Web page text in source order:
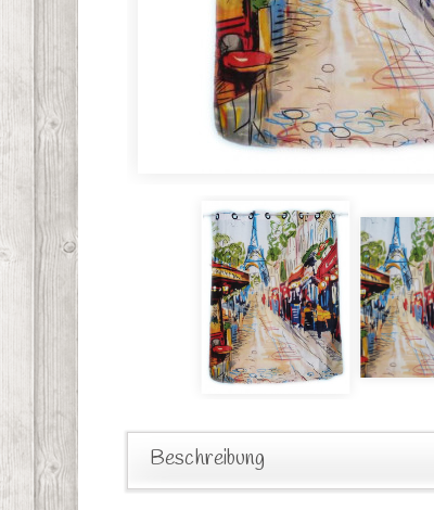
Beschreibung